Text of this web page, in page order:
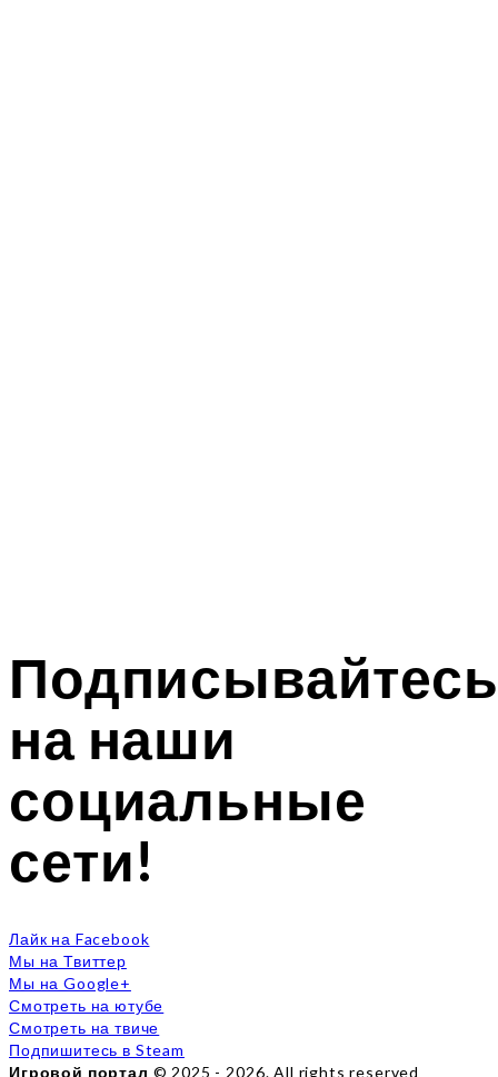
Подписывайтесь
на наши
социальные
сети!
Лайк на Facebook
Мы на Твиттер
Мы на Google+
Смотреть на ютубе
Смотреть на твиче
Подпишитесь в Steam
Игровой портал © 2025 - 2026. All rights reserved